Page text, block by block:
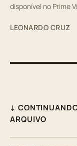
disponível no Prime
LEONARDO CRUZ
↓
ARQUIVO